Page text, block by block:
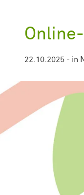
22.10.2025 - in